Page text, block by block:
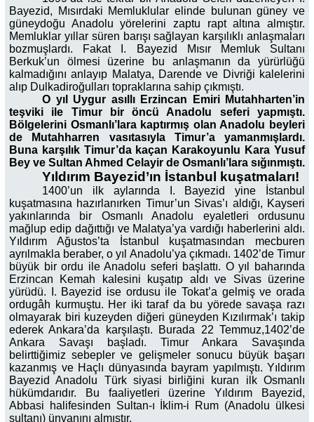
Bayezid, Mısırdaki Memluklular elinde bulunan güney ve
güneydoğu Anadolu yörelerini zaptu rapt altına almıştır.
Memluklar yıllar süren barışı sağlayan karşılıklı anlaşmaları
bozmuşlardı. Fakat I. Bayezid Mısır Memluk Sultanı
Berkuk’un ölmesi üzerine bu anlaşmanın da yürürlüğü
kalmadığını anlayıp Malatya, Darende ve Divriği kalelerini
alıp Dulkadiroğulları topraklarına sahip çıkmıştı.
O yıl Uygur asıllı Erzincan Emiri Mutahharten’in
teşviki ile Timur bir öncü Anadolu seferi yapmıştı.
Bölgelerini Osmanlı’lara kaptırmış olan Anadolu beyleri
de Mutahharren vasıtasıyla Timur’a yamanmışlardı.
Buna karşılık Timur’da kaçan Karakoyunlu Kara Yusuf
Bey ve Sultan Ahmed Celayir de Osmanlı’lara sığınmıştı.
Yıldırım Bayezid’ın İstanbul kuşatmaları!
1400’un ilk aylarında I. Bayezid yine İstanbul
kuşatmasına hazırlanırken Timur’un Sivas’ı aldığı, Kayseri
yakınlarında bir Osmanlı Anadolu eyaletleri ordusunu
mağlup edip dağıttığı ve Malatya’ya vardığı haberlerini aldı.
Yıldırım Ağustos’ta İstanbul kuşatmasından mecburen
ayrılmakla beraber, o yıl Anadolu’ya çıkmadı. 1402’de Timur
büyük bir ordu ile Anadolu seferi başlattı. O yıl baharında
Erzincan Kemah kalesini kuşatıp aldı ve Sivas üzerine
yürüdü. I. Bayezid ise ordusu ile Tokat’a gelmiş ve orada
ordugâh kurmuştu. Her iki taraf da bu yörede savaşa razı
olmayarak biri kuzeyden diğeri güneyden Kızılırmak’ı takip
ederek Ankara’da karşılaştı. Burada 22 Temmuz,1402’de
Ankara Savaşı başladı. Timur Ankara Savaşında
belirttiğimiz sebepler ve gelişmeler sonucu büyük başarı
kazanmış ve Haçlı dünyasında bayram yapılmıştı. Yıldırım
Bayezid Anadolu Türk siyasi birliğini kuran ilk Osmanlı
hükümdarıdır. Bu faaliyetleri üzerine Yıldırım Bayezid,
Abbasi halifesinden Sultan-ı İklim-i Rum (Anadolu ülkesi
sultanı) ünvanını almıştır.